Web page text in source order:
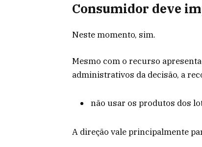
Consumidor deve
Neste momento, sim.
Mesmo com o recurso
administrativos da decisão, a
não usar os produtos dos
A direção vale principalmente